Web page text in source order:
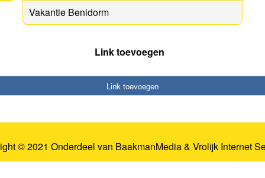
Vakantie Benidorm
Link toevoegen
Link toevoegen
© 2021 Onderdeel van BaakmanMedia& Vrolijk Internet